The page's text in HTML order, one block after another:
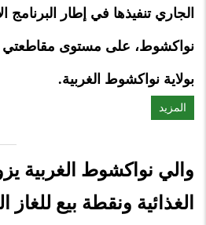
الجاري تنفيذها في إطار البرنامج
نواكشوط، على مستوى مقاطعتي
بولاية نواكشوط الغربية.
المزيد
والي نواكشوط الغربية
الغذائية ونقطة بيع